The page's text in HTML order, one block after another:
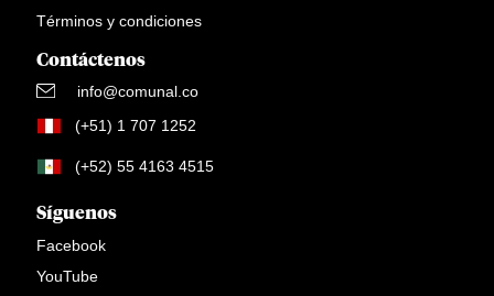
Términos y condiciones
Contáctenos
info@comunal.co
(+51) 1 707 1252
(+52) 55 4163 4515
Síguenos
Facebook
YouTube